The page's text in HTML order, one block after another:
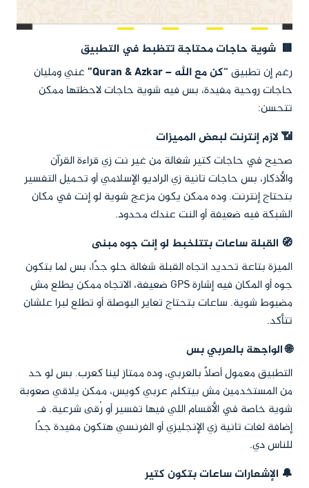
🟥 شوية حاجات محتاجة تتظبط في التطبيق
رغم إن تطبيق“كن مع الله – Quran & Azkar”
غني ومليان
حاجات روحية مفيدة، بس فيه شوية حاجات لاحظتها ممكن
تتحسن:
📶 لازم إنترنت لبعض المميزات
صحيح في حاجات كتير شغالة من غير نت زي قراءة القرآن
والأذكار، بس حاجات تانية زي الراديو الإسلامي أو تحميل التفسير
بتحتاج إنترنت. وده ممكن يكون مزعج شوية لو إنت في مكان
الشبكة فيه ضعيفة أو النت عندك محدود.
🧭 القبلة ساعات بتتلخبط لو إنت جوه مبنى
الميزة بتاعة تحديد اتجاه القبلة شغالة حلو جدًا، بس لما بتكون
جوه أو المكان فيه إشارة GPS ضعيفة، الاتجاه ممكن يطلع مش
مضبوط شوية. ساعات بتحتاج تعاير البوصلة أو تطلع لبرا علشان
تتأكد.
🌐 الواجهة بالعربي بس
التطبيق معمول أصلاً بالعربي، وده ممتاز لينا كعرب. بس لو حد
من المستخدمين مش بيتكلم عربي كويس، ممكن يلاقي صعوبة
شوية خاصة في الأقسام اللي فيها تفسير أو رُقى شرعية. فـ
إضافة لغات تانية زي الإنجليزي أو الفرنسي هتكون مفيدة جدًا
للناس دي.
🔔 الإشعارات ساعات بتكون كتير